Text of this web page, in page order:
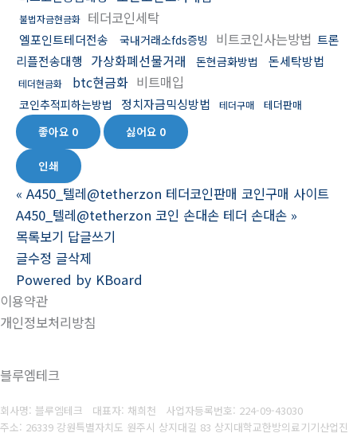
불법자금현금화 테더코인세탁
엘포인트테더전송 국내거래소fds증빙 비트코인사는방법 트론
리플전송대행
가상화폐선물거래 돈현금화방법 돈세탁방법
테더현금화 btc현금화 비트매입
코인추적피하는방법 정치자금믹싱방법 테더구매 테더판매
좋아요 0 싫어요 0
인쇄
« A450_텔레@tetherzon 테더코인판매 코인구매 사이트
A450_텔레@tetherzon 코인 손대손 테더 손대손 »
목록보기 답글쓰기
글수정 글삭제
Powered by KBoard
이용약관
개인정보처리방침
블루엠테크
회사명: 블루엠테크 대표자: 채희천 사업자등록번호: 224-09-43030
주소: 26339 강원특별자치도 원주시 상지대길 83 상지대학교한방의료기기산업진